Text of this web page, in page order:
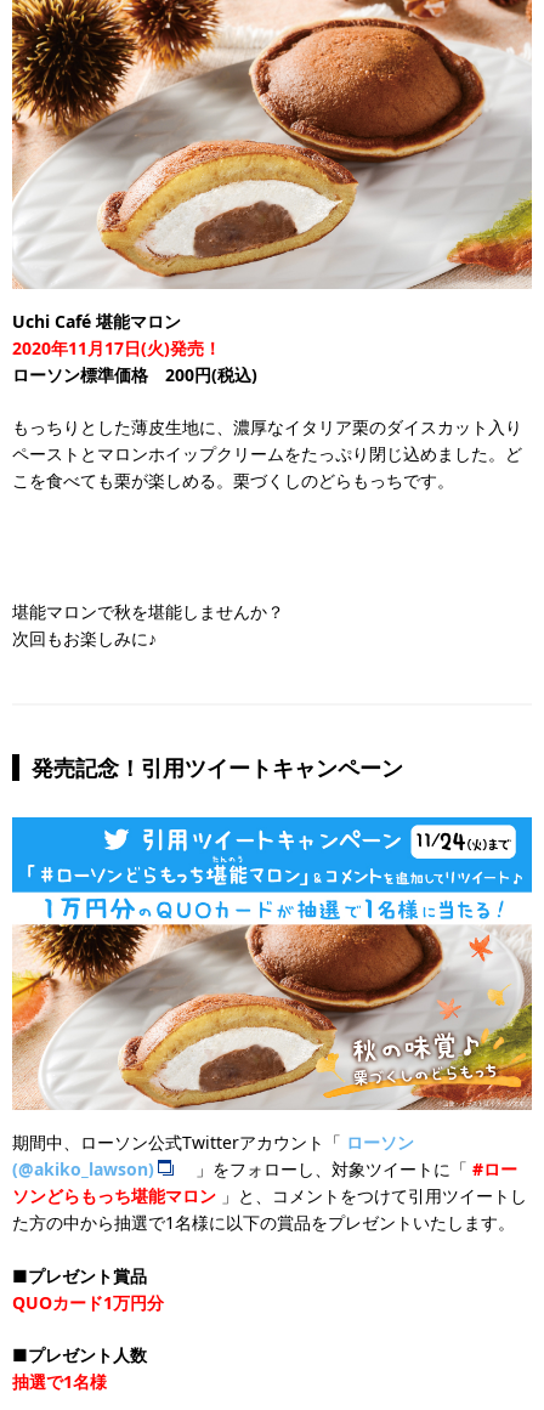
Uchi Café 堪能マロン
2020年11月17日(火)発売！
ローソン標準価格 200円(税込)
もっちりとした薄皮生地に、濃厚なイタリア栗のダイスカット入り
ペーストとマロンホイップクリームをたっぷり閉じ込めました。ど
こを食べても栗が楽しめる。栗づくしのどらもっちです。
堪能マロンで秋を堪能しませんか？
次回もお楽しみに♪
発売記念！引用ツイートキャンペーン
期間中、ローソン公式Twitterアカウント「 ローソン
(@akiko_lawson)
」をフォローし、対象ツイートに「 #ロー
ソンどらもっち堪能マロン 」と、コメントをつけて引用ツイートし
た方の中から抽選で1名様に以下の賞品をプレゼントいたします。
■プレゼント賞品
QUOカード1万円分
■プレゼント人数
抽選で1名様